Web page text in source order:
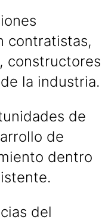
contratistas,
constructores
la industria.
de
de
dentro
del